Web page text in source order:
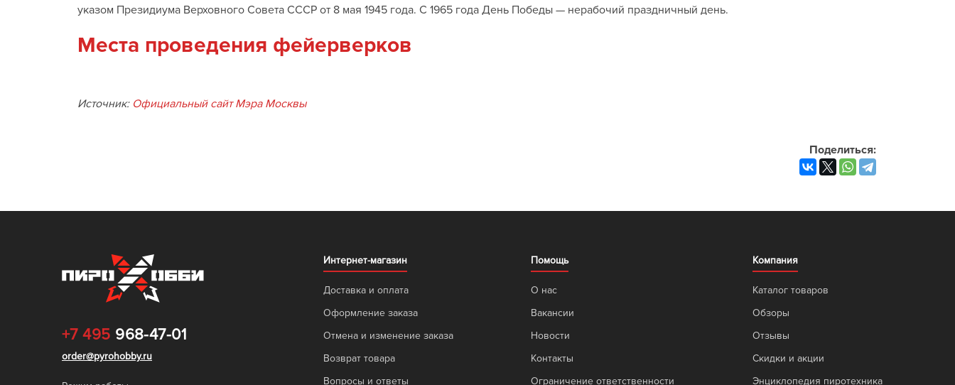
указом Президиума Верховного Совета СССР от 8 мая 1945 года. С 1965 года День Победы — нерабочий праздничный день.
Места проведения фейерверков
Источник: Официальный сайт Мэра Москвы
Поделиться:
+7 495 968-47-01
order@pyrohobby.ru
Интернет-магазин
Доставка и оплата
Оформление заказа
Отмена и изменение заказа
Возврат товара
Вопросы и ответы
Помощь
О нас
Вакансии
Новости
Контакты
Ограничение ответственности
Компания
Каталог товаров
Обзоры
Отзывы
Скидки и акции
Энциклопедия пиротехника